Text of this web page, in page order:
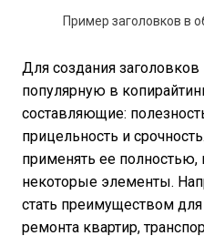
Пример заголовков в
Для создания
популярную в
составляющие:
прицельность и
применять ее полностью,
некоторые элементы.
стать преимуществом
ремонта квартир,